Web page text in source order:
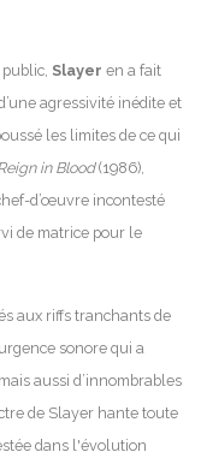
Slayer en a fait
agressivité inédite et
les limites de ce qui
in Blood(1986),
d’œuvre incontesté
de matrice pour le
aux riffs tranchants de
sonore qui a
aussi d’innombrables
de Slayer hante toute
dans l'évolution